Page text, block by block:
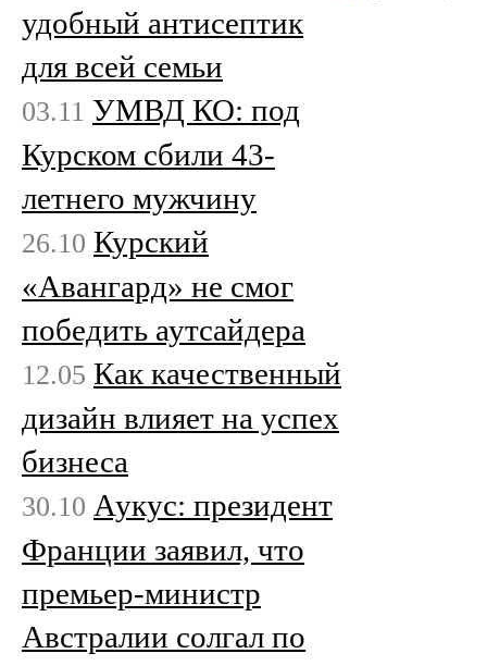
удобный антисептик
для всей семьи
03.11 УМВД КО: под
Курском сбили 43-
летнего мужчину
26.10 Курский
«Авангард» не смог
победить аутсайдера
12.05 Как качественный
дизайн влияет на успех
бизнеса
30.10 Аукус: президент
Франции заявил, что
премьер-министр
Австралии солгал по